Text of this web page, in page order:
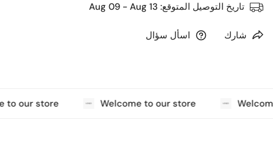
تاريخ التوصيل المتوقع: Aug 09 - Aug 13
شارك اسأل سؤال
Welcome to our store
to our store